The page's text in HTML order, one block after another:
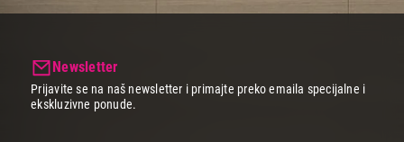
Newsletter
Prijavite se na naš newsletter i primajte preko emaila specijalne i
ekskluzivne ponude.